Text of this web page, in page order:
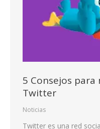
5 Consejos
Twitter
Noticias
Twitter es una red